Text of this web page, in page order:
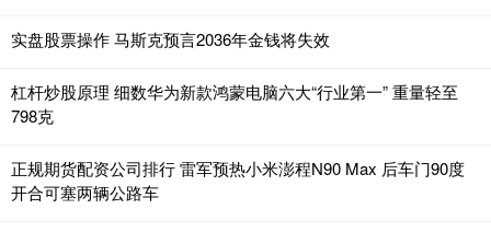
实盘股票操作 马斯克预言2036年金钱将失效
杠杆炒股原理 细数华为新款鸿蒙电脑六大“行业第一” 重量轻至
798克
正规期货配资公司排行 雷军预热小米澎程N90 Max 后车门90度
开合可塞两辆公路车